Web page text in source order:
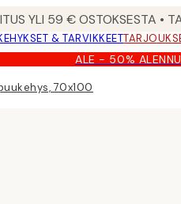
YLI 59 € OSTOKSESTA •
& TARVIKKEET
ALE - 50%
70x100